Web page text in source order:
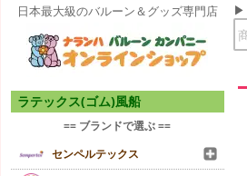
日本最大級のバルーン＆グッズ専門店
ラテックス(ゴム)風船
== ブランドで選ぶ ==
センペルテックス